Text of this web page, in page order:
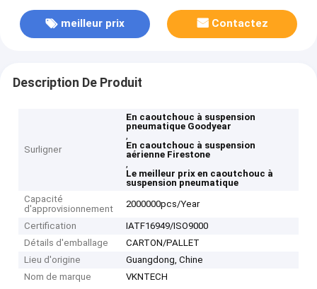
meilleur prix Contactez
Description De Produit
Surligner
En caoutchouc à suspension
pneumatique Goodyear
,
En caoutchouc à suspension
aérienne Firestone
,
Le meilleur prix en caoutchouc à
suspension pneumatique
Capacité
d'approvisionnement
2000000pcs/Year
Certification
IATF16949/ISO9000
Détails d'emballage
CARTON/PALLET
Lieu d'origine
Guangdong, Chine
Nom de marque
VKNTECH